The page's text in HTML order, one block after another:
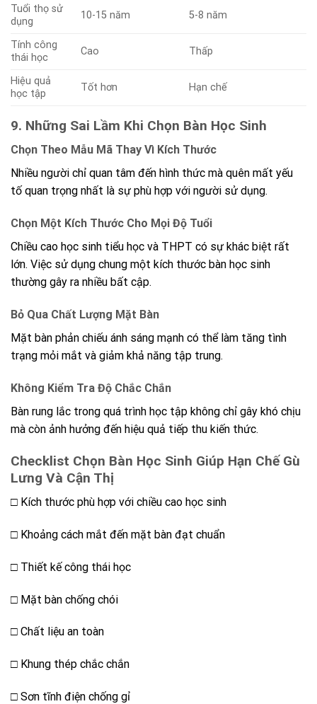
Tuổi thọ sử
dụng
10-15 năm 5-8 năm
Tính công
thái học
Cao Thấp
Hiệu quả
học tập
Tốt hơn Hạn chế
9. Những Sai Lầm Khi Chọn Bàn Học Sinh
Chọn Theo Mẫu Mã Thay Vì Kích Thước
Nhiều người chỉ quan tâm đến hình thức mà quên mất yếu
tố quan trọng nhất là sự phù hợp với người sử dụng.
Chọn Một Kích Thước Cho Mọi Độ Tuổi
Chiều cao học sinh tiểu học và THPT có sự khác biệt rất
lớn. Việc sử dụng chung một kích thước bàn học sinh
thường gây ra nhiều bất cập.
Bỏ Qua Chất Lượng Mặt Bàn
Mặt bàn phản chiếu ánh sáng mạnh có thể làm tăng tình
trạng mỏi mắt và giảm khả năng tập trung.
Không Kiểm Tra Độ Chắc Chắn
Bàn rung lắc trong quá trình học tập không chỉ gây khó chịu
mà còn ảnh hưởng đến hiệu quả tiếp thu kiến thức.
Checklist Chọn Bàn Học Sinh Giúp Hạn Chế Gù
Lưng Và Cận Thị
□ Kích thước phù hợp với chiều cao học sinh
□ Khoảng cách mắt đến mặt bàn đạt chuẩn
□ Thiết kế công thái học
□ Mặt bàn chống chói
□ Chất liệu an toàn
□ Khung thép chắc chắn
□ Sơn tĩnh điện chống gỉ